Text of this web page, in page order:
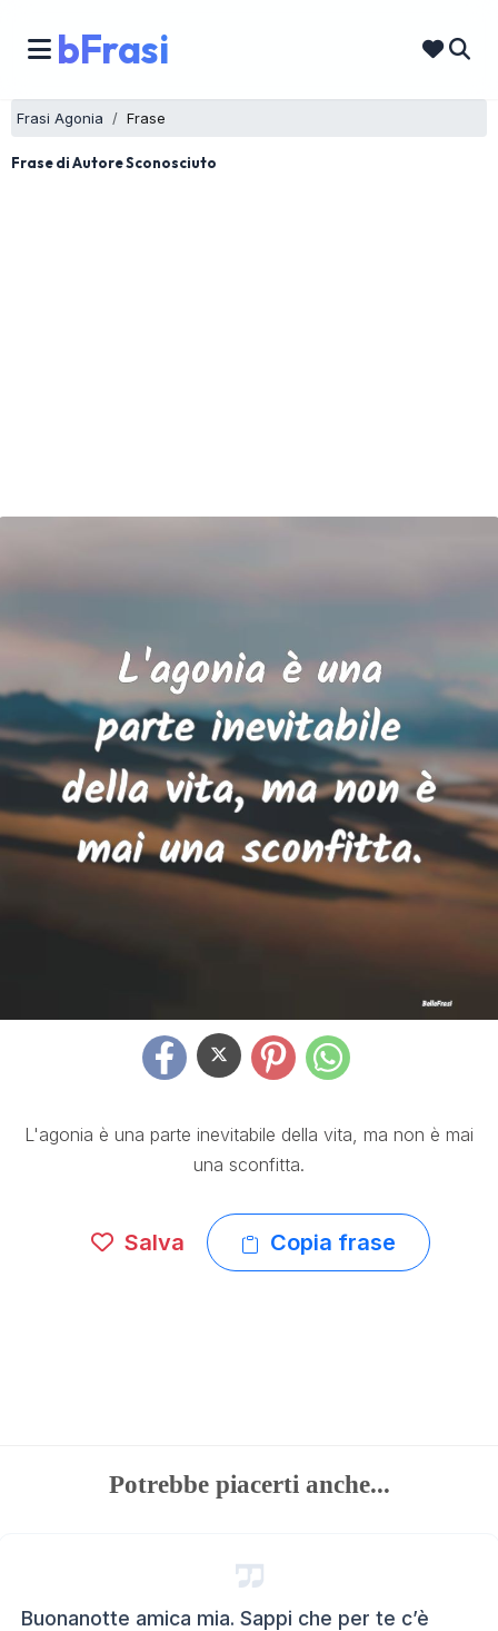
bFrasi
Frasi Agonia Frase
Frase di Autore Sconosciuto
L'agonia è una parte inevitabile della vita, ma non è mai
una sconfitta.
Salva Copia frase
Potrebbe piacerti anche...
Buonanotte amica mia. Sappi che per te c’è